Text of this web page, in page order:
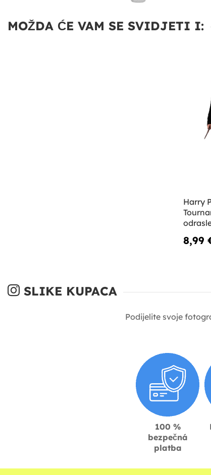
MOŽDA ĆE VAM SE SVIDJETI I:
Harry
8,99
SLIKE KUPACA
Podijelite svoje
100 %
bezpečná
platba